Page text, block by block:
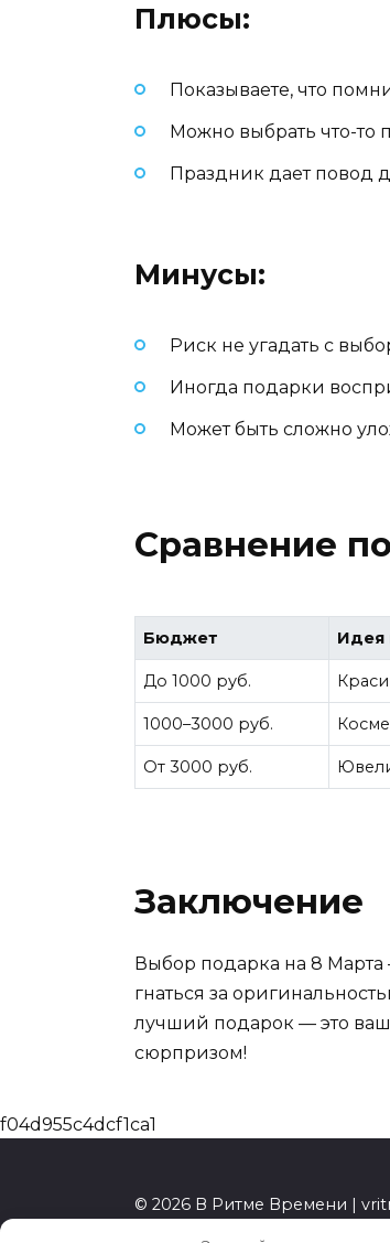
Плюсы:
Показываете, что
Можно выбрать что-то
Праздник дает повод
Минусы:
Риск не угадать с
Иногда подарки
Может быть сложно
Сравнение
Бюджет Идея
До 1000 руб.
1000–3000 руб.
От 3000 руб.
Заключение
Выбор подарка на 8 Марта
гнаться за
лучший подарок — это
сюрпризом!
© 2026 В Ритме Времени |
f04d955c4dcf1ca1